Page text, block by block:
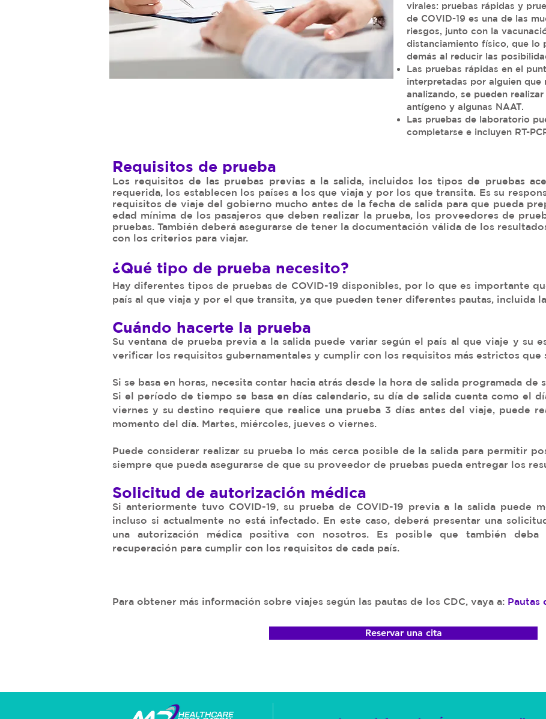
virales: pruebas rápidas y
de COVID-19 es una de las
riesgos, junto con la
distanciamiento físico, que lo
demás al reducir las
Las pruebas rápidas en el
interpretadas por alguien que
analizando, se pueden
antígeno y algunas NAAT.
Las pruebas de laboratorio
completarse e incluyen RT-
Requisitos de prueba
Los requisitos de las pruebas previas a la salida, incluidos los tipos de pruebas
requerida, los establecen los países a los que viaja y por los que transita. Es su
requisitos de viaje del gobierno mucho antes de la fecha de salida para que pueda
edad mínima de los pasajeros que deben realizar la prueba, los proveedores de
pruebas. También deberá asegurarse de tener la documentación válida de los
con los criterios para viajar.
¿Qué tipo de prueba necesito?
Hay diferentes tipos de pruebas de COVID-19 disponibles, por lo que es importante
país al que viaja y por el que transita, ya que pueden tener diferentes pautas, incluida
Cuándo hacerte la prueba
Su ventana de prueba previa a la salida puede variar según el país al que viaje y su
verificar los requisitos gubernamentales y cumplir con los requisitos más estrictos que
Si se basa en horas, necesita contar hacia atrás desde la hora de salida programada
Si el período de tiempo se basa en días calendario, su día de salida cuenta como el
viernes y su destino requiere que realice una prueba 3 días antes del viaje, puede
momento del día. Martes, miércoles, jueves o viernes.
Puede considerar realizar su prueba lo más cerca posible de la salida para permitir
siempre que pueda asegurarse de que su proveedor de pruebas pueda entregar los
Solicitud de autorización médica
Si anteriormente tuvo COVID-19, su prueba de COVID-19 previa a la salida puede
incluso si actualmente no está infectado. En este caso, deberá presentar una
una autorización médica positiva con nosotros. Es posible que también
recuperación para cumplir con los requisitos de cada país.
Para obtener más información sobre viajes según las pautas de los CDC, vaya a: Pautas
Reservar una cita